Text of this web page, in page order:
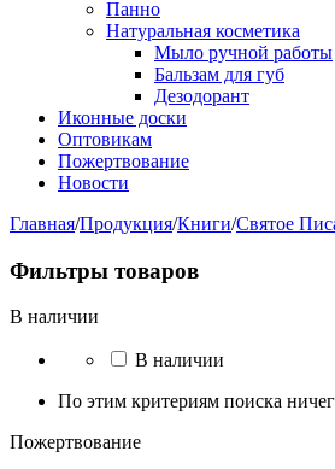
Панно
Натуральная косметика
Мыло ручной работы
Бальзам для губ
Дезодорант
Иконные доски
Оптовикам
Пожертвование
Новости
Главная/Продукция/Книги/Святое
Фильтры товаров
В наличии
В наличии
По этим критериям поиска
Пожертвование